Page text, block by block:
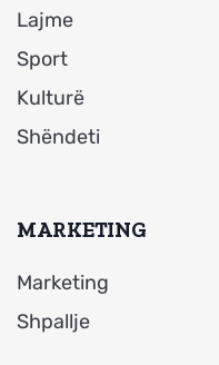
Lajme
Sport
Kulturë
Shëndeti
MARKETING
Marketing
Shpallje